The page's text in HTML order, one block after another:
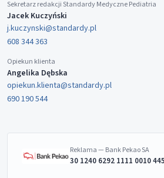
Sekretarz redakcji Standardy Medyczne Pediatria
Jacek Kuczyński
j.kuczynski@standardy.pl
608 344 363
Opiekun klienta
Angelika Dębska
opiekun.klienta@standardy.pl
690 190 544
Reklama — Bank Pekao SA
30 1240 6292 1111 0010